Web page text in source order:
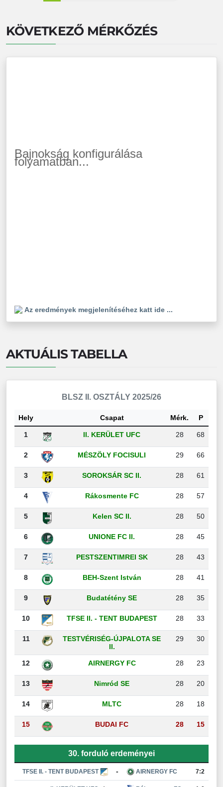
KÖVETKEZŐ MÉRKŐZÉS
Bajnokság konfigurálása
folyamatban...
Az eredmények megjelenítéséhez katt ide ...
AKTUÁLIS TABELLA
BLSZ II. OSZTÁLY 2025/26
Hely Csapat Mérk. P
1 II. KERÜLET UFC 28 68
2 MÉSZÖLY FOCISULI 29 66
3 SOROKSÁR SC II. 28 61
4 Rákosmente FC 28 57
5 Kelen SC II. 28 50
6 UNIONE FC II. 28 45
7 PESTSZENTIMREI SK 28 43
8 BEH-Szent István 28 41
9 Budatétény SE 28 35
10 TFSE II. - TENT BUDAPEST 28 33
11
TESTVÉRISÉG-ÚJPALOTA SE
II.
29 30
12 AIRNERGY FC 28 23
13 Nimród SE 28 20
14 MLTC 28 18
15 BUDAI FC 28 15
30. forduló erdeményei
TFSE II. - TENT BUDAPEST - AIRNERGY FC 7:2